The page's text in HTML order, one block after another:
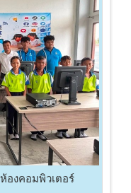
องคอมพิวเตอร์